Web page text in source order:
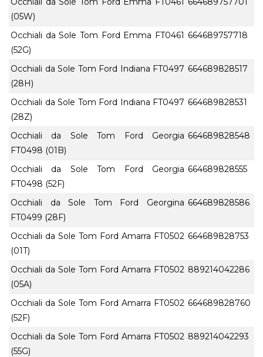
(05W)
Occhiali da Sole Tom Ford Emma FT0461
(52G)
664689757718
Occhiali da Sole Tom Ford Indiana FT0497
(28H)
664689828517
Occhiali da Sole Tom Ford Indiana FT0497
(28Z)
664689828531
Occhiali da Sole Tom Ford Georgia
FT0498 (01B)
664689828548
Occhiali da Sole Tom Ford Georgia
FT0498 (52F)
664689828555
Occhiali da Sole Tom Ford Georgina
FT0499 (28F)
664689828586
Occhiali da Sole Tom Ford Amarra FT0502
(01T)
664689828753
Occhiali da Sole Tom Ford Amarra FT0502
(05A)
889214042286
Occhiali da Sole Tom Ford Amarra FT0502
(52F)
664689828760
Occhiali da Sole Tom Ford Amarra FT0502
(55G)
889214042293